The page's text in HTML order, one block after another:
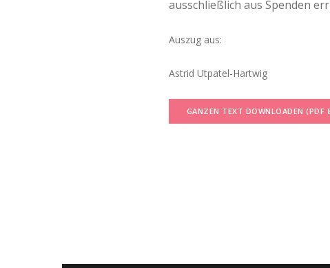
ausschließlich aus Spenden
Auszug aus:
Astrid Utpatel-Hartwig
GANZEN TEXT DOWNLOADEN (PDF